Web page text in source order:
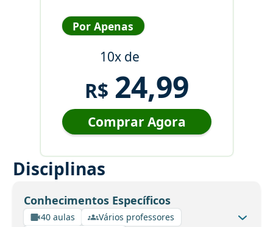
Por Apenas
10x de
R$ 24,99
Comprar Agora
Disciplinas
Conhecimentos Específicos
40 aulas
Vários professores